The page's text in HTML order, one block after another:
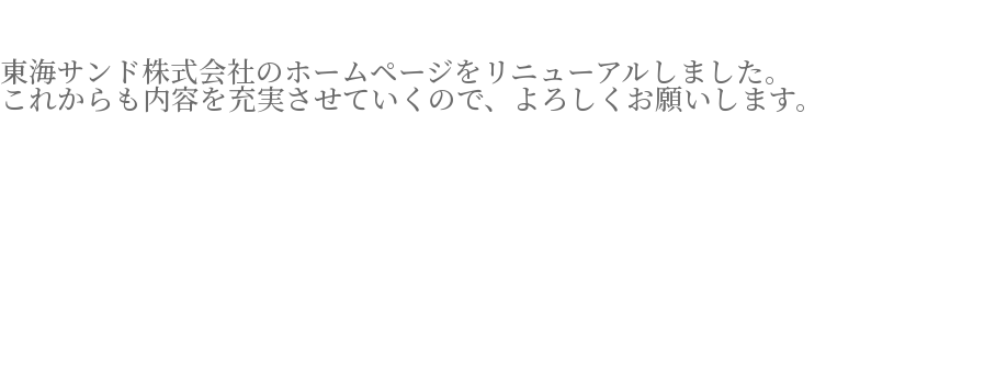
東海サンド株式会社のホームページをリニューアルしました。
これからも内容を充実させていくので、よろしくお願いします。